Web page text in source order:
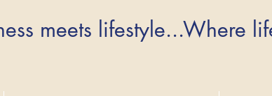
meets lifestyle...Where